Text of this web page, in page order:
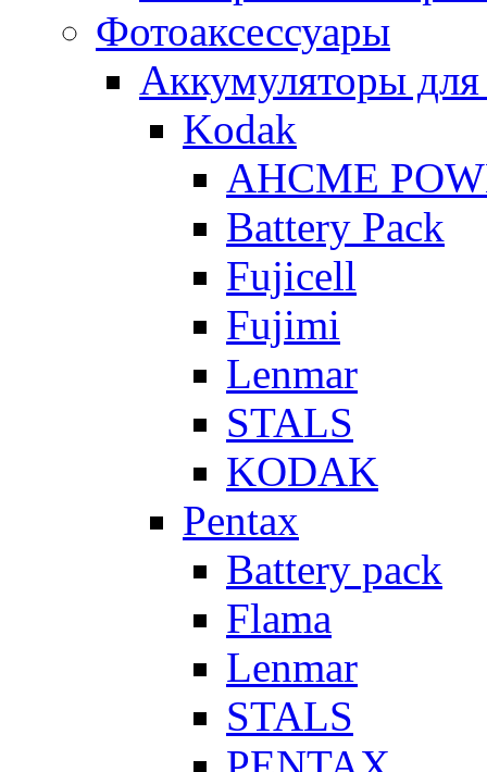
Фотоаксессуары
Аккумуляторы для
Kodak
AHCME
Battery Pack
Fujicell
Fujimi
Lenmar
STALS
KODAK
Pentax
Battery pack
Flama
Lenmar
STALS